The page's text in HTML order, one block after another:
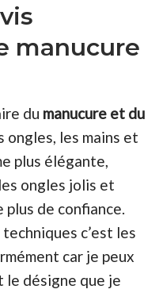
manucure
du manucure et du
ongles, les mains et
plus élégante,
ongles jolis et
de confiance.
c’est les
car je peux
le désigne que je